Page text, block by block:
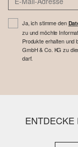
Ja, ich stimme den
zu und möchte
Produkte erhalten und
GmbH & Co. KG zu
darf.
ENTDECKE